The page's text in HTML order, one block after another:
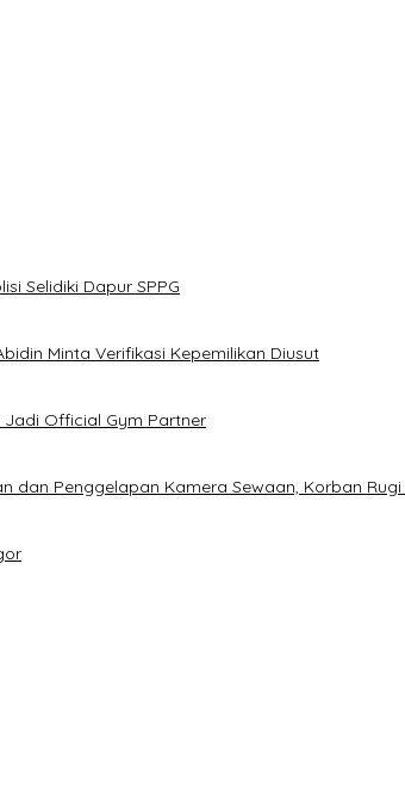
Selidiki Dapur SPPG
Minta Verifikasi Kepemilikan Diusut
Jadi Official Gym Partner
dan Penggelapan Kamera Sewaan, Korban